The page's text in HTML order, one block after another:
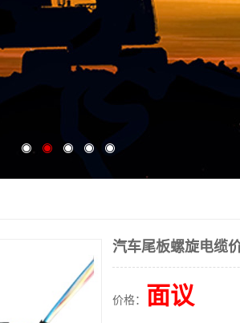
汽车尾板螺旋电缆
价格： 面议